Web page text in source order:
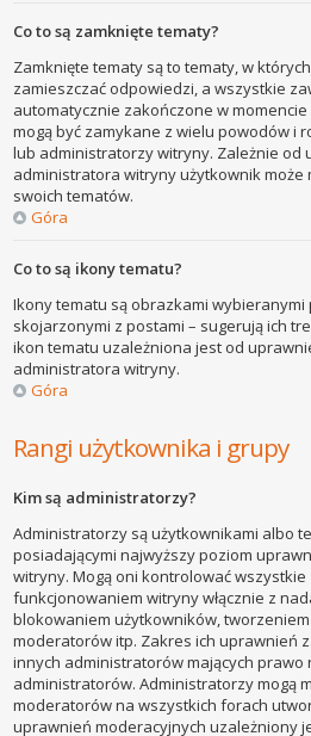
Co to są zamknięte tematy?
Zamknięte tematy są to tematy, w
zamieszczać odpowiedzi, a wszystkie
automatycznie zakończone w
mogą być zamykane z wielu powodów i
lub administratorzy witryny. Zależnie od
administratora witryny użytkownik może
swoich tematów.
Góra
Co to są ikony tematu?
Ikony tematu są obrazkami
skojarzonymi z postami – sugerują ich
ikon tematu uzależniona jest od
administratora witryny.
Góra
Rangi użytkownika i grupy
Kim są administratorzy?
Administratorzy są użytkownikami albo
posiadającymi najwyższy poziom
witryny. Mogą oni kontrolować
funkcjonowaniem witryny włącznie z
blokowaniem użytkowników,
moderatorów itp. Zakres ich uprawnień
innych administratorów mających prawo
administratorów. Administratorzy mogą
moderatorów na wszystkich forach
uprawnień moderacyjnych uzależniony